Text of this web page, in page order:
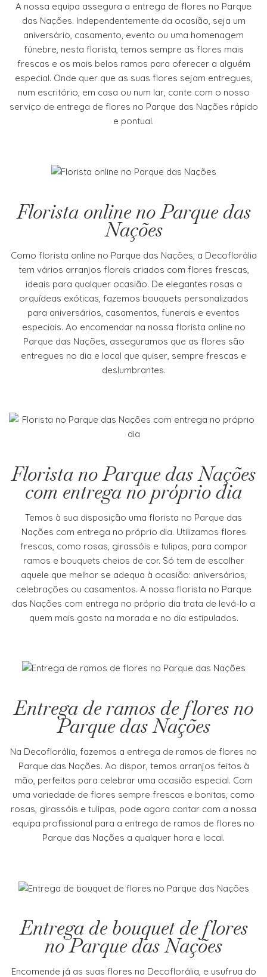
A nossa equipa assegura a entrega de flores no Parque
das Nações. Independentemente da ocasião, seja um
aniversário, casamento, evento ou uma homenagem
fúnebre, nesta florista, temos sempre as flores mais
frescas e os mais belos ramos para oferecer a alguém
especial. Onde quer que as suas flores sejam entregues,
num escritório, em casa ou num lar, conte com o nosso
serviço de entrega de flores no Parque das Nações rápido
e pontual.
Florista online no Parque das
Nações
Como florista online no Parque das Nações, a Decoflorália
tem vários arranjos florais criados com flores frescas,
ideais para qualquer ocasião. De elegantes rosas a
orquídeas exóticas, fazemos bouquets personalizados
para aniversários, casamentos, funerais e eventos
especiais. Ao encomendar na nossa florista online no
Parque das Nações, asseguramos que as flores são
entregues no dia e local que quiser, sempre frescas e
deslumbrantes.
Florista no Parque das Nações
com entrega no próprio dia
Temos à sua disposição uma florista no Parque das
Nações com entrega no próprio dia. Utilizamos flores
frescas, como rosas, girassóis e tulipas, para compor
ramos e bouquets cheios de cor. Só tem de escolher
aquele que melhor se adequa à ocasião: aniversários,
celebrações ou casamentos. A nossa florista no Parque
das Nações com entrega no próprio dia trata de levá-lo a
quem mais gosta na morada e no dia estipulados.
Entrega de ramos de flores no
Parque das Nações
Na Decoflorália, fazemos a entrega de ramos de flores no
Parque das Nações. Ao dispor, temos arranjos feitos à
mão, perfeitos para celebrar uma ocasião especial. Com
uma variedade de flores sempre frescas e bonitas, como
rosas, girassóis e tulipas, pode agora contar com a nossa
equipa profissional para a entrega de ramos de flores no
Parque das Nações a qualquer hora e local.
Entrega de bouquet de flores
no Parque das Nações
Encomende já as suas flores na Decoflorália, e usufrua do